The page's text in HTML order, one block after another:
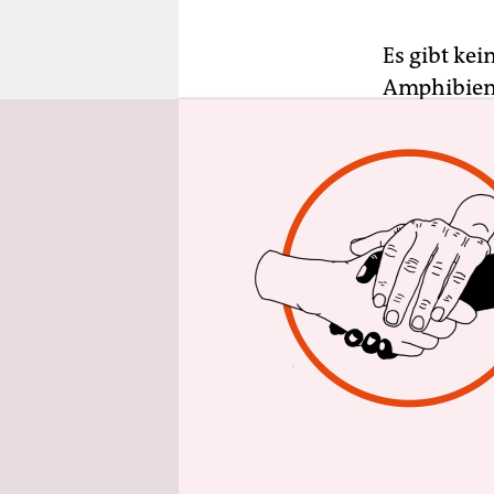
Es gibt
der
Er
einem
Adrenalin
allen
Schon
dies für
Tag
den Topf